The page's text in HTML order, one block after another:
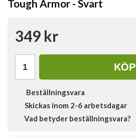
Tough Armor - Svart
349 kr
KÖP
Beställningsvara
Skickas inom 2-6 arbetsdagar
Vad betyder beställningsvara?